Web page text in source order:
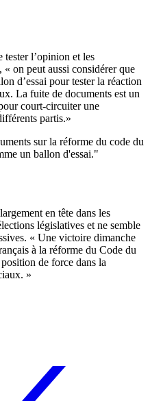
l’opinion et les
on peut aussi considérer que
d’essai pour tester la réaction
La fuite de documents est un
court-circuiter une
partis.»
sur la réforme du code du
un ballon d'essai."
en tête dans les
législatives et ne semble
« Une victoire dimanche
à la réforme du Code du
de force dans la
»